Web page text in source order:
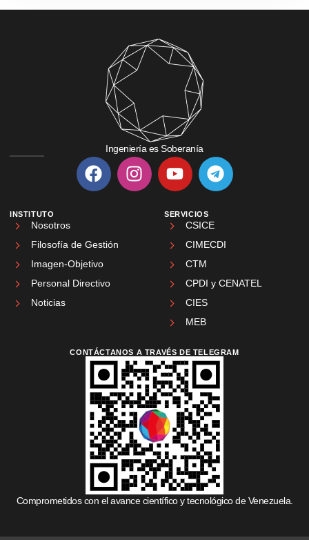
Ingeniería es Soberanía
INSTITUTO
Nosotros
Filosofía de Gestión
Imagen-Objetivo
Personal Directivo
Noticias
SERVICIOS
CSICE
CIMECDI
CTM
CPDI y CENATEL
CIES
MEB
CONTÁCTANOS A TRAVÉS DE TELEGRAM
Comprometidos con el avance científico y tecnológico de Venezuela.